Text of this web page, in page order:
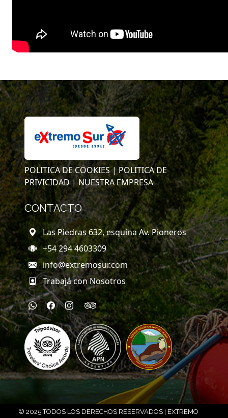
POLITICA DE COOKIES |POLITICA DE
PRIVICIDAD |NUESTRA EMPRESA
CONTACTO
Las Piedras 632, esquina Av. Pioneros
+54 294 4603309
info@extremosur.com
Trabajá con Nosotros
© 2025 TODOS LOS DERECHOS RESERVADOS | EXTREMO